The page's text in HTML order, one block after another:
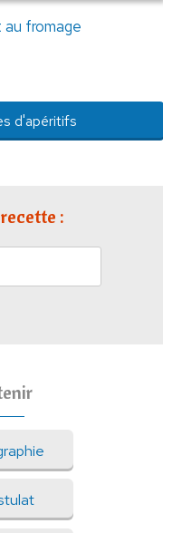
au fromage
d'apéritifs
: